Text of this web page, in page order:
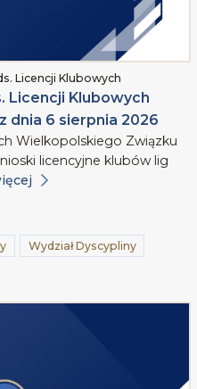
Licencji Klubowych
Licencji Klubowych
dnia 6 sierpnia 2026
Wielkopolskiego Związku
licencyjne klubów lig
Wydział Dyscypliny